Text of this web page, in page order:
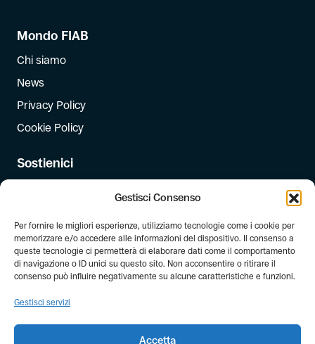
Gestisci Consenso
Per fornire le migliori esperienze, utilizziamo tecnologie come i cookie per
memorizzare e/o accedere alle informazioni del dispositivo. Il consenso a
queste tecnologie ci permetterà di elaborare dati come il comportamento
di navigazione o ID unici su questo sito. Non acconsentire o ritirare il
consenso può influire negativamente su alcune caratteristiche e funzioni.
Gestisci servizi
Accetta
Mondo FIAB
Chi siamo
News
Privacy Policy
Cookie Policy
Sostienici
Dona il 5 per mille
Newsletter